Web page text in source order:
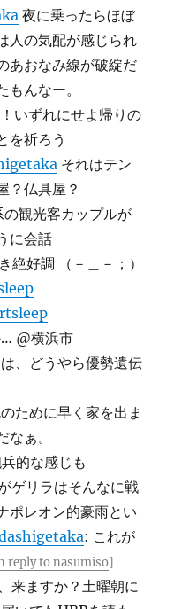
夜に乗ったらほぼ
人の気配が感じられ
あおなみ線が破綻だ
んなー。
いずれにせよ帰りの
を祈ろう
それはテン
？仏具屋？
の観光客カップルが
に会話
絶好調 （－＿－；）
@横浜市
、どうやら優勢遺伝
ために早く家を出ま
ぁ。
的な感じも
ゲリラはそんなに戦
ポレオン的豪雨とい
: これが
reply to nasumiso]
来ますか？土曜朝に